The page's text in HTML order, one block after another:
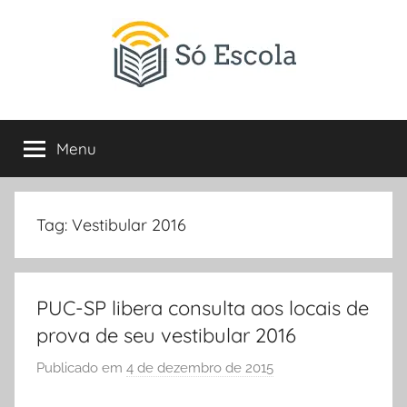
SÓ
ESCOLA
um
portal
direcionado
compartilhamento
atividades
dicas
Menu
Tag: Vestibular 2016
PUC-SP libera consulta aos locais de
prova de seu vestibular 2016
Publicado em 4 de dezembro de 2015